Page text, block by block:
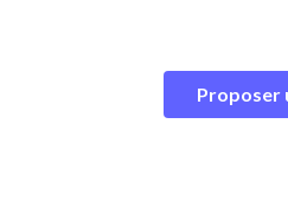
Proposer